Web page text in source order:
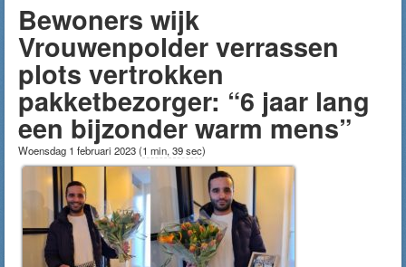
Bewoners wijk
Vrouwenpolder verrassen
plots vertrokken
pakketbezorger: “6 jaar lang
een bijzonder warm mens”
Woensdag 1 februari 2023(1 min, 39 sec)